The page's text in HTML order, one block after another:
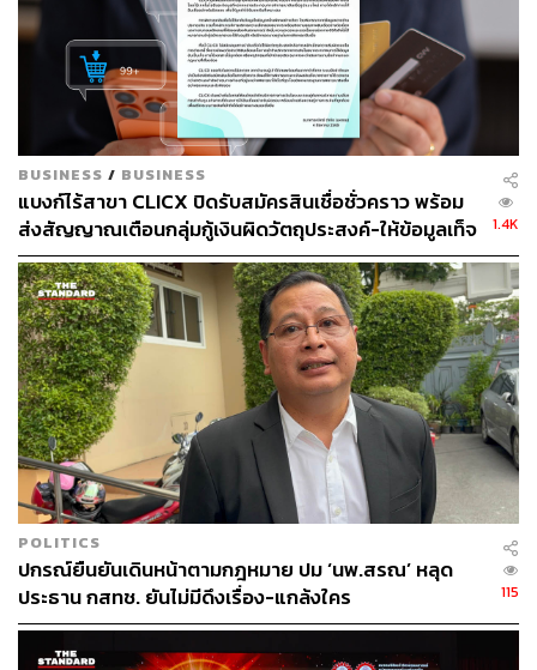
BUSINESS / BUSINESS
แบงก์ไร้สาขา CLICX ปิดรับสมัครสินเชื่อชั่วคราว พร้อม
ส่งสัญญาณเตือนกลุ่มกู้เงินผิดวัตถุประสงค์-ให้ข้อมูลเท็จ
เตรียมดำเนินคดีเด็ดขาด
1.4K
POLITICS
ปกรณ์ยืนยันเดินหน้าตามกฎหมาย ปม ‘นพ.สรณ’ หลุด
ประธาน กสทช. ยันไม่มีดึงเรื่อง-แกล้งใคร
115